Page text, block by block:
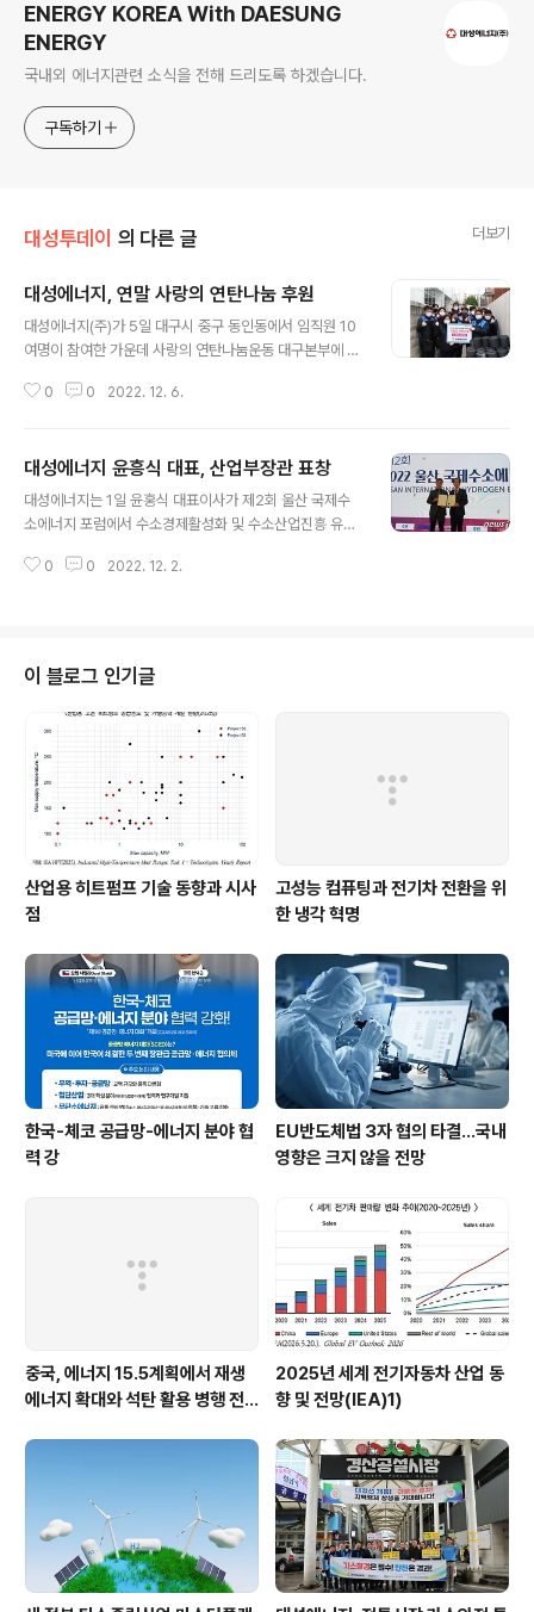
ENERGY KOREA With DAESUNG
ENERGY
국내외 에너지관련 소식을 전해 드리도록 하겠습니다.
구독하기
대성투데이 의 다른 글 더보기
대성에너지, 연말 사랑의 연탄나눔 후원
대성에너지(주)가 5일 대구시 중구 동인동에서 임직원 10
여명이 참여한 가운데 사랑의 연탄나눔운동 대구본부에 성
사활동을 펼쳤다. 연탄배달에 나선 임직원들은 좁은 골목
정리까지 깔끔하게 마무리하며 봉사활동을 마쳤다. 이날
함께 참여한 윤홍식 대표이사는 “작은 나눔이지만 올 겨울
을 따뜻하게 나시는데 조금이나마 도움이 되면 좋겠다"며
소외계층에 따뜻한 에너지를 전달할 수 있는 나눔 활동을
0 0 2022. 12. 6.
대성에너지 윤흥식 대표, 산업부장관 표창
대성에너지는 1일 윤홍식 대표이사가 제2회 울산 국제수
소에너지 포럼에서 수소경제활성화 및 수소산업진흥 유공
다. 윤 대표는 도시가스업계 최초로 CNG(압축천연가스)
대구 달서구 성서와 북구 관음동 등 2곳에 융복합 수소충
전소를 운영하고 있으며 2023년과 2024년에도 경북 경
산시 하양읍과 대구 북구 검단동에 각각 수소충전소를 구
축하는 등 지역 수소인프라 조성 사업에 적극 참여하고 있
다. 윤흥식 대표는 "앞으로 수소경제 및 친환경차 육성 정
책에 발맞춰 수소충전 인프라 구축과 안정적 운영에 최선
을 ..
0 0 2022. 12. 2.
이 블로그 인기글
산업용 히트펌프 기술 동향과 시사
점
고성능 컴퓨팅과 전기차 전환을 위
한 냉각 혁명
한국-체코 공급망-에너지 분야 협
력 강
EU반도체법 3자 협의 타결…국내
영향은 크지 않을 전망
중국, 에너지 15.5계획에서 재생
에너지 확대와 석탄 활용 병행 전
2025년 세계 전기자동차 산업 동
향 및 전망(IEA)1)